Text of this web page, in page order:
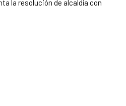
la resolución de alcaldía con